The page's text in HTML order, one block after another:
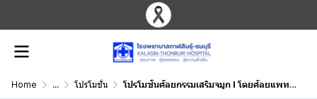
Home ... โปรโมชั่น โปรโมชั่นศัลยกรรมเสริมจมูก I โดยศัลยแพทย์ตกแต่งเฉพาะทาง